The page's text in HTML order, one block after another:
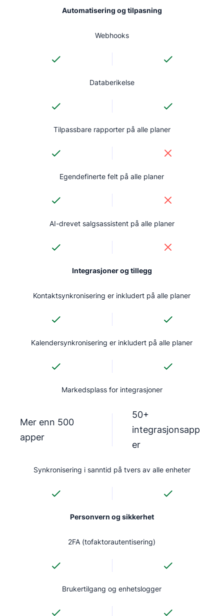
Automatisering og tilpasning
Webhooks
Databerikelse
Tilpassbare rapporter på alle planer
Egendefinerte felt på alle planer
AI-drevet salgsassistent på alle planer
Integrasjoner og tillegg
Kontaktsynkronisering er inkludert på alle planer
Kalendersynkronisering er inkludert på alle planer
Markedsplass for integrasjoner
Mer enn 500
apper
50+
integrasjonsapp
er
Synkronisering i sanntid på tvers av alle enheter
Personvern og sikkerhet
2FA (tofaktorautentisering)
Brukertilgang og enhetslogger